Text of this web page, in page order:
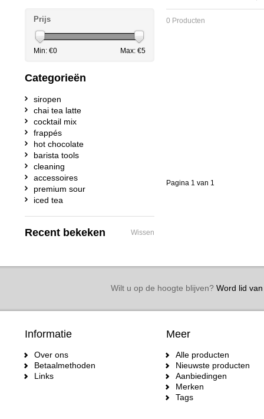
0 Producten
Pagina 1 van 1
Prijs
Min: €0 Max: €5
Categorieën
siropen
chai tea latte
cocktail mix
frappés
hot chocolate
barista tools
cleaning
accessoires
premium sour
iced tea
Recent bekeken Wissen
Wilt u op de hoogte blijven?Word lid van
Informatie
Over ons
Betaalmethoden
Links
Meer
Alle producten
Nieuwste producten
Aanbiedingen
Merken
Tags